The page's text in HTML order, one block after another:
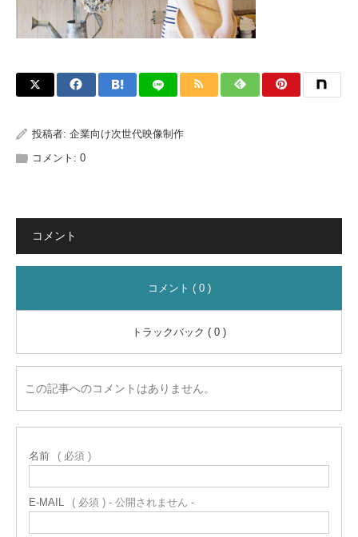
投稿者: 企業向け次世代映像制作
コメント: 0
コメント
コメント ( 0 )
トラックバック ( 0 )
この記事へのコメントはありません。
名前 ( 必須 )
E-MAIL ( 必須 ) - 公開されません -